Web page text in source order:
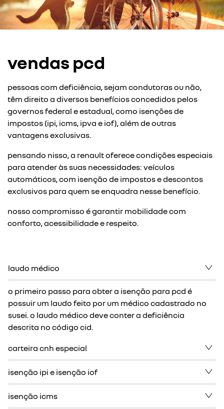
vendas pcd
pessoas com deficiência, sejam condutoras ou não,
têm direito a diversos benefícios concedidos pelos
governos federal e estadual, como isenções de
impostos (ipi, icms, ipva e iof), além de outras
vantagens exclusivas.
pensando nisso, a renault oferece condições especiais
para atender às suas necessidades: veículos
automáticos, com isenção de impostos e descontos
exclusivos para quem se enquadra nesse benefício.
nosso compromisso é garantir mobilidade com
conforto, acessibilidade e respeito.
laudo médico
o primeiro passo para obter a isenção para pcd é
possuir um laudo feito por um médico cadastrado no
susei. o laudo médico deve conter a deficiência
descrita no código cid.
carteira cnh especial
isenção ipi e isenção iof
isenção icms